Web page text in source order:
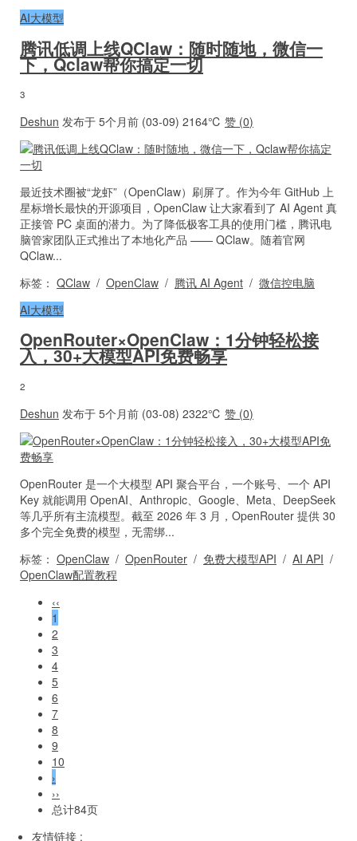
AI大模型
腾讯低调上线QClaw：随时随地，微信一
下，Qclaw帮你搞定一切
3
Deshun 发布于 5个月前 (03-09) 2164℃ 赞 (0)
最近技术圈被“龙虾”（OpenClaw）刷屏了。作为今年 GitHub 上
星标增长最快的开源项目，OpenClaw 让大家看到了 AI Agent 真
正接管 PC 桌面的潜力。为了降低极客工具的使用门槛，腾讯电
脑管家团队正式推出了本地化产品 —— QClaw。随着官网
QClaw...
标签： QClaw / OpenClaw / 腾讯 AI Agent / 微信控电脑
AI大模型
OpenRouter×OpenClaw：1分钟轻松接
入，30+大模型API免费畅享
2
Deshun 发布于 5个月前 (03-08) 2322℃ 赞 (0)
OpenRouter 是一个大模型 API 聚合平台，一个账号、一个 API
Key 就能调用 OpenAI、Anthropic、Google、Meta、DeepSeek
等几乎所有主流模型。截至 2026 年 3 月，OpenRouter 提供 30
多个完全免费的模型，无需绑...
标签： OpenClaw / OpenRouter / 免费大模型API / AI API /
OpenClaw配置教程
‹‹
1
2
3
4
5
6
7
8
9
10
›
››
总计84页
友情链接 :